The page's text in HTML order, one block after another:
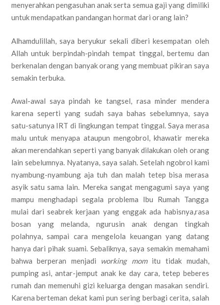
menyerahkan pengasuhan anak serta semua gaji yang dimiliki
untuk mendapatkan pandangan hormat dari orang lain?
Alhamdulillah, saya beryukur sekali diberi kesempatan oleh
Allah untuk berpindah-pindah tempat tinggal, bertemu dan
berkenalan dengan banyak orang yang membuat pikiran saya
semakin terbuka.
Awal-awal saya pindah ke tangsel, rasa minder mendera
karena seperti yang sudah saya bahas sebelumnya, saya
satu-satunya IRT di lingkungan tempat tinggal. Saya merasa
malu untuk menyapa ataupun mengobrol, khawatir mereka
akan merendahkan seperti yang banyak dilakukan oleh orang
lain sebelumnya. Nyatanya, saya salah. Setelah ngobrol kami
nyambung-nyambung aja tuh dan malah tetep bisa merasa
asyik satu sama lain. Mereka sangat mengagumi saya yang
mampu menghadapi segala problema Ibu Rumah Tangga
mulai dari seabrek kerjaan yang enggak ada habisnya,rasa
bosan yang melanda, ngurusin anak dengan tingkah
polahnya, sampai cara mengelola keuangan yang datang
hanya dari pihak suami. Sebaliknya, saya semakin memahami
bahwa berperan menjadi working momitu tidak mudah,
pumping asi, antar-jemput anak ke day cara, tetep beberes
rumah dan memenuhi gizi keluarga dengan masakan sendiri.
Karena berteman dekat kami pun sering berbagi cerita, salah